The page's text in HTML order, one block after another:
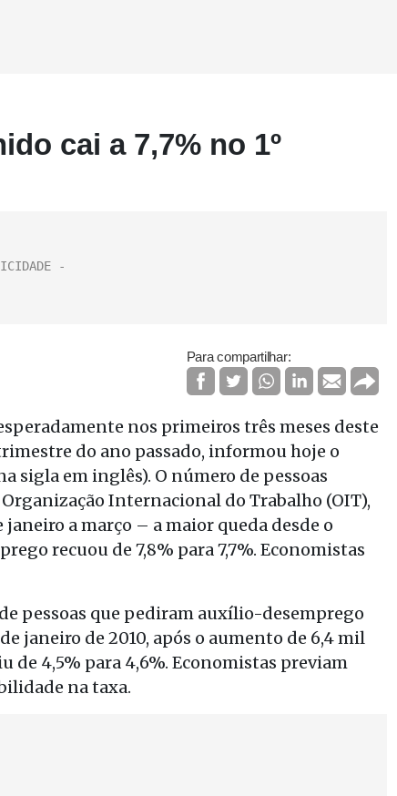
cai a 7,7% no 1º
Para compartilhar:
nos primeiros três meses deste
do ano passado, informou hoje o
sigla em inglês). O número de pessoas
Internacional do Trabalho (OIT),
a março – a maior queda desde o
recuou de 7,8% para 7,7%. Economistas
pessoas que pediram auxílio-desemprego
janeiro de 2010, após o aumento de 6,4 mil
de 4,5% para 4,6%. Economistas previam
na taxa.